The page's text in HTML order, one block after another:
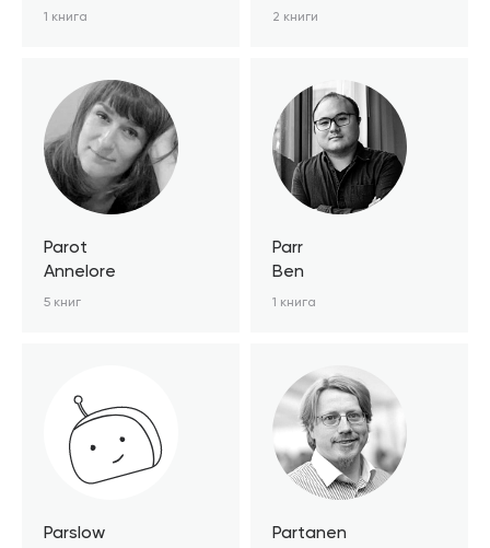
1 книга 2 книги
Parot
Annelore
5 книг
Parr
Ben
1 книга
Parslow
Partanen